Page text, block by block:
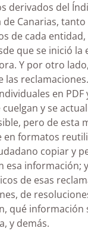
derivados del
Canarias,
de cada
que se inició la
Y por otro
las
en PDF
cuelgan y se
pero de esta
en formatos
copiar y
esa información;
de esas
de
qué información
y demás.